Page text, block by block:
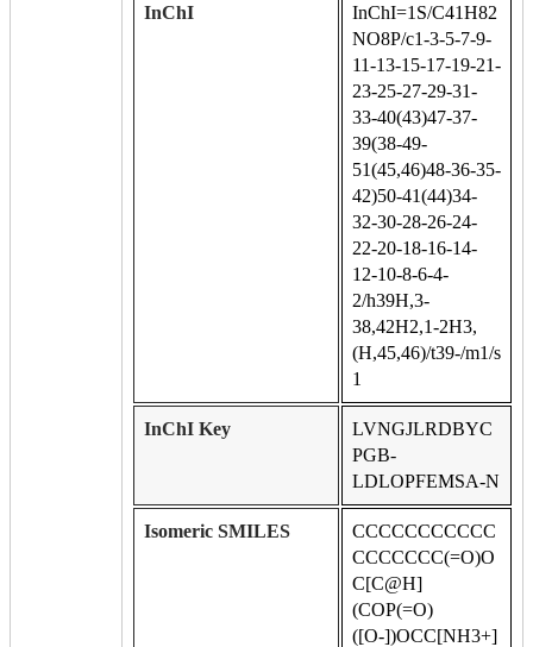
InChI
InChI=1S/C41H82
NO8P/c1-3-5-7-9-
11-13-15-17-19-21-
23-25-27-29-31-
33-40(43)47-37-
39(38-49-
51(45,46)48-36-35-
42)50-41(44)34-
32-30-28-26-24-
22-20-18-16-14-
12-10-8-6-4-
2/h39H,3-
38,42H2,1-2H3,
(H,45,46)/t39-/m1/s
1
InChI Key
LVNGJLRDBYC
PGB-
LDLOPFEMSA-N
Isomeric SMILES
CCCCCCCCCCC
CCCCCCC(=O)O
C[C@H]
(COP(=O)
([O-])OCC[NH3+]